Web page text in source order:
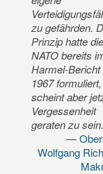
zu gefährden.
Prinzip hatte die
NATO bereits
Harmel-Bericht
1967 formuliert,
scheint aber
Vergessenheit
geraten zu sein.
Wolfgang